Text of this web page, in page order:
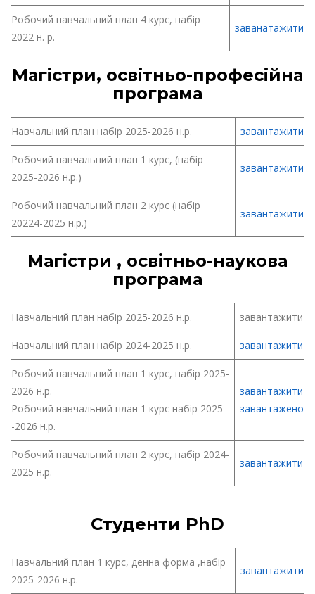
Робочий навчальний план 4 курс, набір
2022 н. р.
заванатажити
Магістри, освітньо-професійна
програма
Навчальний план набір 2025-2026 н.р. завантажити
Робочий навчальний план 1 курс, (набір
2025-2026 н.р.)
завантажити
Робочий навчальний план 2 курс (набір
20224-2025 н.р.)
завантажити
Магістри , освітньо-наукова
програма
Навчальний план набір 2025-2026 н.р. завантажити
Навчальний план набір 2024-2025 н.р. завантажити
Робочий навчальний план 1 курс, набір 2025-
2026 н.р.
Робочий навчальний план 1 курс набір 2025
-2026 н.р.
завантажити
завантажено
Робочий навчальний план 2 курс, набір 2024-
2025 н.р.
завантажити
Студенти PhD
Навчальний план 1 курс, денна форма ,набір
2025-2026 н.р.
завантажити